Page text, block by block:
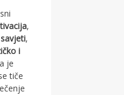
,
,
i
je
tiče